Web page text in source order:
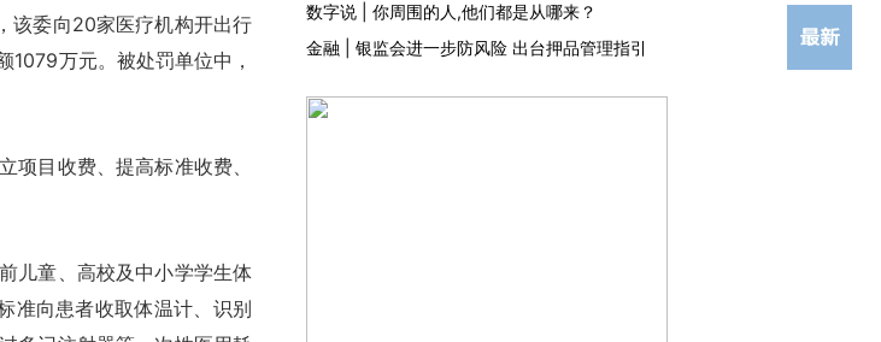
委向20家医疗机构开出行
万元。被处罚单位中，
目收费、提高标准收费、
童、高校及中小学学生体
准向患者收取体温计、识别
数字说
你周围的人,他们都是从哪来？
金融
银监会进一步防风险 出台押品管理指引